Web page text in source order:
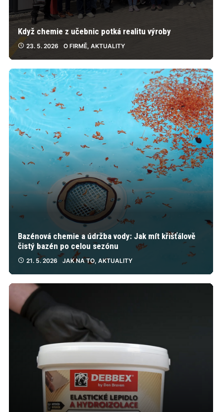
Když chemie z učebnic potká realitu výroby
23. 5. 2026 O FIRMĚ, AKTUALITY
Bazénová chemie a údržba vody: Jak mít křišťálově
čistý bazén po celou sezónu
21. 5. 2026 JAK NA TO, AKTUALITY